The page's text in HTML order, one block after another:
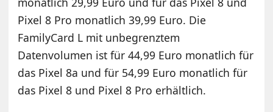
Pixel 8 Pro monatlich 39,99 Euro. Die
FamilyCard L mit unbegrenztem
Datenvolumen ist für 44,99 Euro monatlich für
das Pixel 8a und für 54,99 Euro monatlich für
das Pixel 8 und Pixel 8 Pro erhältlich.